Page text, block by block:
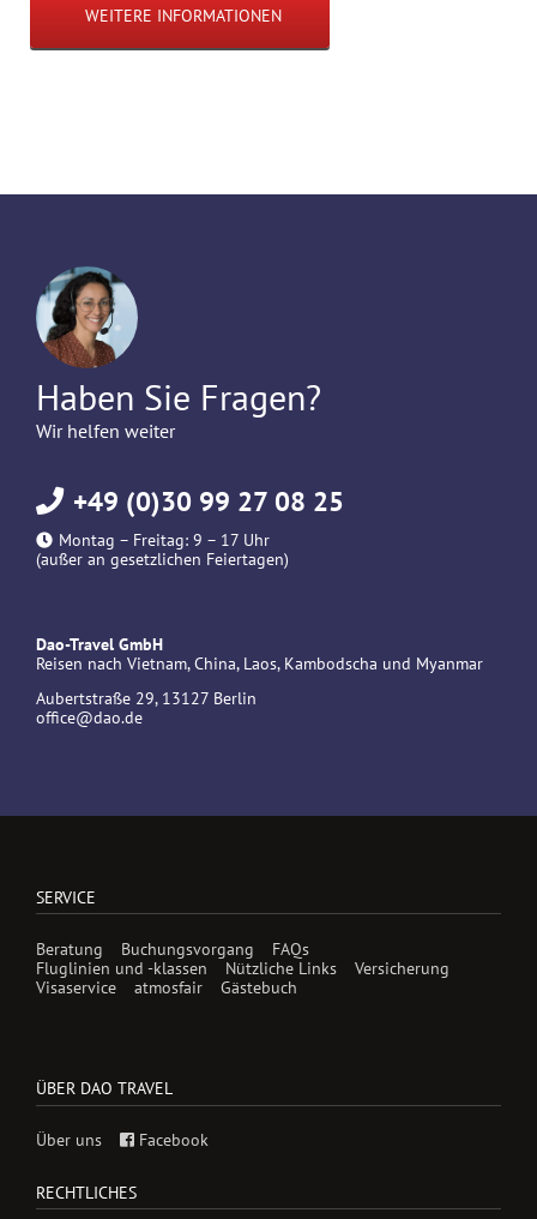
WEITERE INFORMATIONEN
Haben Sie Fragen?
Wir helfen weiter
+49 (0)30 99 27 08 25
Montag – Freitag: 9 – 17 Uhr
(außer an gesetzlichen Feiertagen)
Dao-Travel GmbH
Reisen nach Vietnam, China, Laos, Kambodscha und Myanmar
Aubertstraße 29, 13127 Berlin
office@dao.de
SERVICE
Beratung Buchungsvorgang
FAQs
Fluglinien und -klassen
Nützliche Links
Versicherung
Visaservice
atmosfair Gästebuch
ÜBER DAO TRAVEL
Über uns Facebook
RECHTLICHES